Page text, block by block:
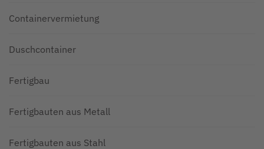
Containervermietung
Duschcontainer
Fertigbau
Fertigbauten aus Metall
Fertigbauten aus Stahl